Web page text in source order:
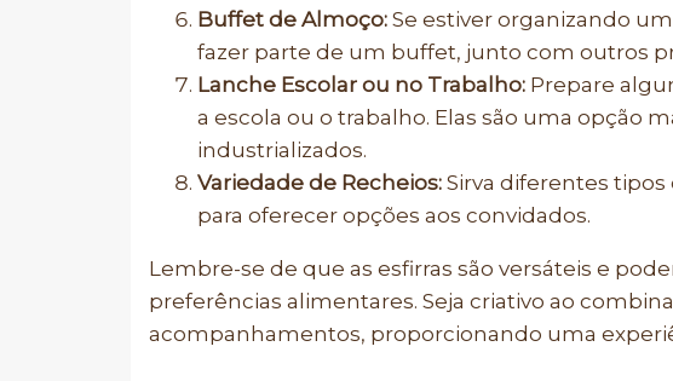
Buffet de Almoço: Se estiver organizando
fazer parte de um buffet, junto com outros
Lanche Escolar ou no Trabalho: Prepare
a escola ou o trabalho. Elas são uma opção
industrializados.
Variedade de Recheios: Sirva diferentes
para oferecer opções aos convidados.
Lembre-se de que as esfirras são versáteis e
preferências alimentares. Seja criativo ao
acompanhamentos, proporcionando uma